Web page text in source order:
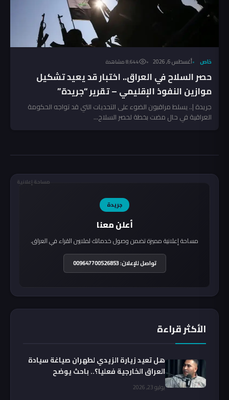
خاص أغسطس 6, 2026 8٬644 مشاهدة
حصر السلاح في العراق.. اختبار قد يعيد تشكيل
موازين النفوذ الإقليمي – تقرير “جريدة”
جريدة |.. يسلط مراقبون الضوء على التحديات التي قد تواجه الحكومة
العراقية في حال مضت بخطة لحصر السلاح...
مساحة إعلانية
جريدة
أعلن معنا
مساحة إعلانية مميزة تضمن وصول خدماتك لملايين القراء في العراق.
تواصل للإعلان: 009647700526853
الأكثر قراءة
هل تعيد زيارة الزيدي لطهران صياغة سيادة
العراق الخارجية فعليا؟.. باحث يوضح
يوليو 23, 2026